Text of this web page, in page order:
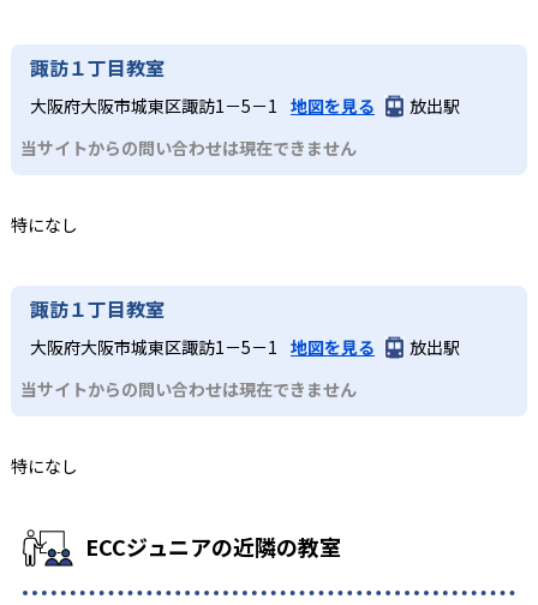
諏訪１丁目教室
大阪府大阪市城東区諏訪1－5－1 地図を見る
放出駅
当サイトからの問い合わせは現在できません
特になし
諏訪１丁目教室
大阪府大阪市城東区諏訪1－5－1 地図を見る
放出駅
当サイトからの問い合わせは現在できません
特になし
ECCジュニアの近隣の教室